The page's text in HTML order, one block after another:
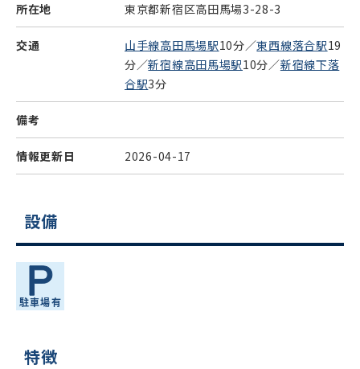
所在地 東京都新宿区高田馬場3-28-3
交通 山手線高田馬場駅10分／東西線落合駅19
分／新宿線高田馬場駅10分／新宿線下落
合駅3分
備考
情報更新日 2026-04-17
設備
特徴